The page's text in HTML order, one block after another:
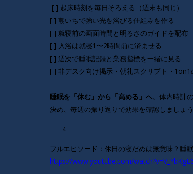
[ ] 起床時刻を毎日そろえる（週末も同じ）
[ ] 朝いちで強い光を浴びる仕組みを作る
[ ] 就寝前の画面時間と明るさのガイドを配布
[ ] 入浴は就寝1〜2時間前に済ませる
[ ] 週次で睡眠記録と業務指標を一緒に見る
[ ] 非デスク向け掲示・朝礼スクリプト・1on1
睡眠を「休む」から「高める」へ。体内時計
決め、毎週の振り返りで効果を確認しましょ
フルエピソード：休日の寝だめは無意味？睡
https://www.youtube.com/